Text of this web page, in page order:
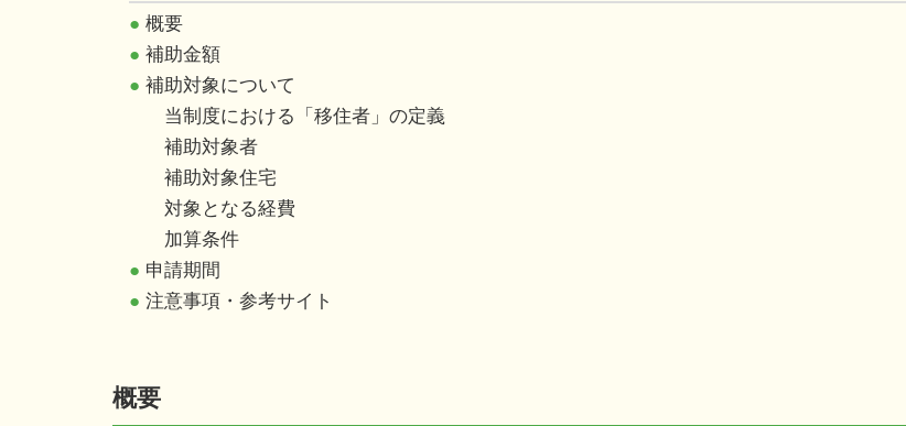
● 概要
● 補助金額
● 補助対象について
当制度における「移住者」の定義
補助対象者
補助対象住宅
対象となる経費
加算条件
● 申請期間
● 注意事項・参考サイト
概要